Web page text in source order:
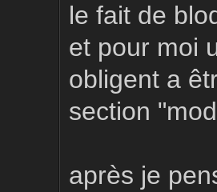
le fait de
et pour moi
obligent a
section
après je